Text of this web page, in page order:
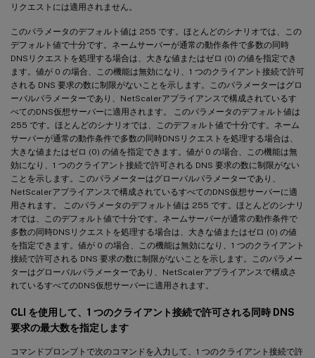
リクエストには適用されません。
このパラメータのデフォルト値は 255 です。ほとんどのシナリオでは、この
デフォルト値で十分です。ネームサーバーが通常の動作条件で多数の同時
DNSリクエストを処理する場合は、大きな値またはゼロ (0) の値を指定でき
ます。値が 0 の場合、この機能は無効になり、1 つのクライアント接続で許可
される DNS 要求の数に制限がないことを示します。このパラメーターはグロ
ーバルパラメーターであり、NetScalerアプライアンスで構成されているす
べてのDNS仮想サーバーに適用されます。 このパラメータのデフォルト値は
255 です。ほとんどのシナリオでは、このデフォルト値で十分です。ネーム
サーバーが通常の動作条件で多数の同時DNSリクエストを処理する場合は、
大きな値またはゼロ (0) の値を指定できます。値が 0 の場合、この機能は無
効になり、1 つのクライアント接続で許可される DNS 要求の数に制限がない
ことを示します。このパラメーターはグローバルパラメーターであり、
NetScalerアプライアンスで構成されているすべてのDNS仮想サーバーに適
用されます。 このパラメータのデフォルト値は 255 です。ほとんどのシナリ
オでは、このデフォルト値で十分です。ネームサーバーが通常の動作条件で
多数の同時DNSリクエストを処理する場合は、大きな値またはゼロ (0) の値
を指定できます。値が 0 の場合、この機能は無効になり、1 つのクライアント
接続で許可される DNS 要求の数に制限がないことを示します。このパラメー
ターはグローバルパラメーターであり、NetScalerアプライアンスで構成さ
れているすべてのDNS仮想サーバーに適用されます。
CLI を使用して、1 つのクライアント接続で許可される同時 DNS
要求の最大数を指定します
コマンドプロンプトで次のコマンドを入力して、1 つのクライアント接続で許